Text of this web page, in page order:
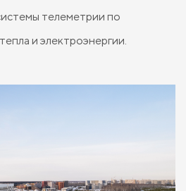
телеметрии по
и электроэнергии.